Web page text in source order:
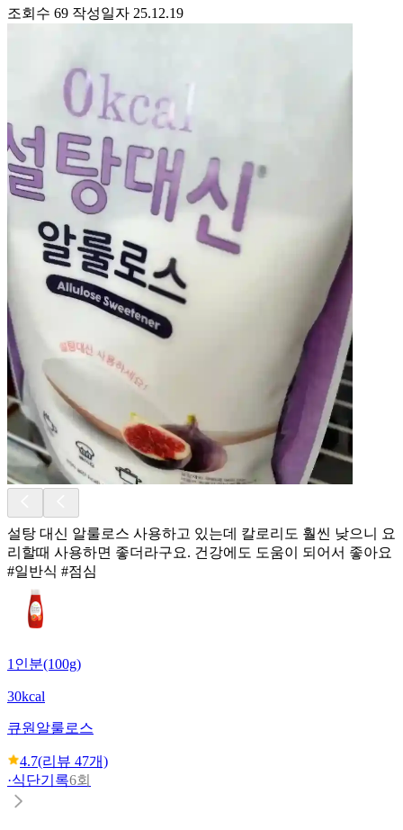
조회수 69 작성일자 25.12.19
설탕 대신 알룰로스 사용하고 있는데 칼로리도 훨씬 낮으니 요
리할때 사용하면 좋더라구요. 건강에도 도움이 되어서 좋아요
#일반식 #점심
1인분(100g)
30kcal
큐원 알룰로스
4.7(리뷰 47개)
·식단기록6회